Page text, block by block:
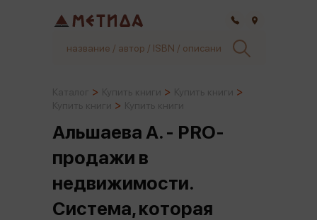
Альшаева А. - PRO-
продажи в
недвижимости.
Система, которая